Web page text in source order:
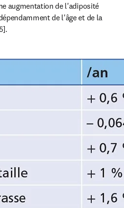
augmentation de l'adiposité
de l'âge et de la